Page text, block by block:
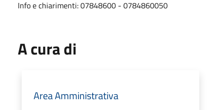
Info e chiarimenti: 07848600 - 0784860050
A cura di
Area Amministrativa